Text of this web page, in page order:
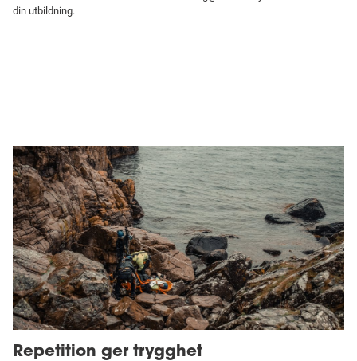
din utbildning.
Repetition ger trygghet